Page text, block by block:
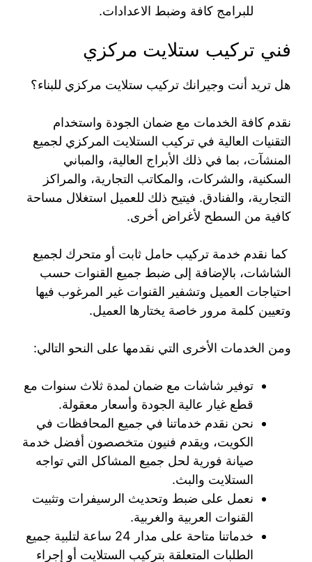
للبرامج كافة وضبط الاعدادات.
فني تركيب ستلايت مركزي
هل تريد أنت وجيرانك تركيب ستلايت مركزي للبناء؟
نقدم كافة الخدمات مع ضمان الجودة واستخدام
التقنيات العالية في تركيب الستلايت المركزي لجميع
المنشآت، بما في ذلك الأبراج العالية، والمباني
السكنية، والشركات، والمكاتب التجارية، والمراكز
التجارية، والفنادق. فيتيح ذلك للعميل استغلال مساحة
كافية من السطح لأغراض أخرى.
كما نقدم خدمة تركيب حامل ثابت أو متحرك لجميع
الشاشات، بالإضافة إلى ضبط جميع القنوات حسب
احتياجات العميل وتشفير القنوات غير المرغوب فيها
وتعيين كلمة مرور خاصة يختارها العميل.
ومن الخدمات الأخرى التي نقدمها على النحو التالي:
توفير شاشات مع ضمان لمدة ثلاث سنوات مع
قطع غيار عالية الجودة وأسعار معقولة.
نحن نقدم خدماتنا في جميع المحافظات في
الكويت، ويقدم فنيون متخصصون أفضل خدمة
صيانة فورية لحل جميع المشاكل التي تواجه
الستلايت والبث.
نعمل على ضبط وتحديث الرسيفرات وتثبيت
القنوات العربية والغربية.
خدماتنا متاحة على مدار 24 ساعة لتلبية جميع
الطلبات المتعلقة بتركيب الستلايت أو إجراء